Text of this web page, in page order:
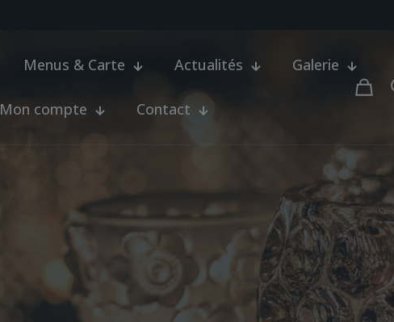
Menus & Carte Actualités Galerie
Mon compte Contact